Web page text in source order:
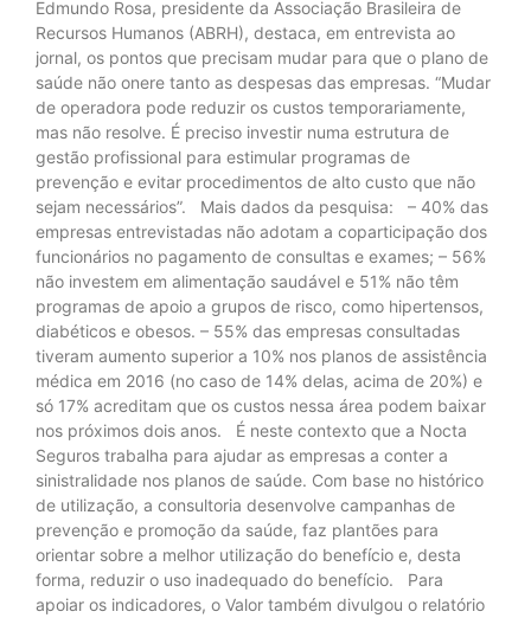
Edmundo Rosa, presidente da Associação Brasileira de
Recursos Humanos (ABRH), destaca, em entrevista ao
jornal, os pontos que precisam mudar para que o plano de
saúde não onere tanto as despesas das empresas. “Mudar
de operadora pode reduzir os custos temporariamente,
mas não resolve. É preciso investir numa estrutura de
gestão profissional para estimular programas de
prevenção e evitar procedimentos de alto custo que não
sejam necessários”. Mais dados da pesquisa: – 40% das
empresas entrevistadas não adotam a coparticipação dos
funcionários no pagamento de consultas e exames; – 56%
não investem em alimentação saudável e 51% não têm
programas de apoio a grupos de risco, como hipertensos,
diabéticos e obesos. – 55% das empresas consultadas
tiveram aumento superior a 10% nos planos de assistência
médica em 2016 (no caso de 14% delas, acima de 20%) e
só 17% acreditam que os custos nessa área podem baixar
nos próximos dois anos. É neste contexto que a Nocta
Seguros trabalha para ajudar as empresas a conter a
sinistralidade nos planos de saúde. Com base no histórico
de utilização, a consultoria desenvolve campanhas de
prevenção e promoção da saúde, faz plantões para
orientar sobre a melhor utilização do benefício e, desta
forma, reduzir o uso inadequado do benefício. Para
apoiar os indicadores, o Valor também divulgou o relatório